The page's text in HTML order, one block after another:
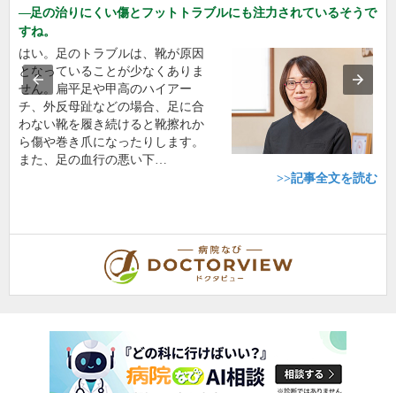
足の治りにくい傷とフットトラブルにも注力されているそうで
すね。
はい。足のトラブルは、靴が原因
となっていることが少なくありま
せん。扁平足や甲高のハイアー
チ、外反母趾などの場合、足に合
わない靴を履き続けると靴擦れか
ら傷や巻き爪になったりします。
また、足の血行の悪い下…
>>記事全文を読む